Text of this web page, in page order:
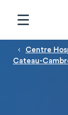
Fil d'Ariane
Centre
Cateau-
Panneau de